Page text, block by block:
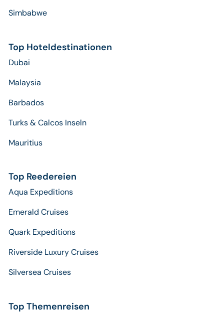
Simbabwe
Top Hoteldestinationen
Dubai
Malaysia
Barbados
Turks & Calcos Inseln
Mauritius
Top Reedereien
Aqua Expeditions
Emerald Cruises
Quark Expeditions
Riverside Luxury Cruises
Silversea Cruises
Top Themenreisen